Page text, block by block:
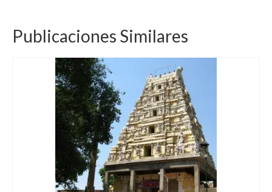
Publicaciones Similares